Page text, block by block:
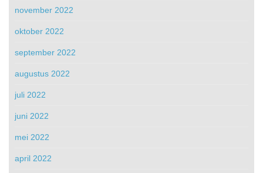
november 2022
oktober 2022
september 2022
augustus 2022
juli 2022
juni 2022
mei 2022
april 2022